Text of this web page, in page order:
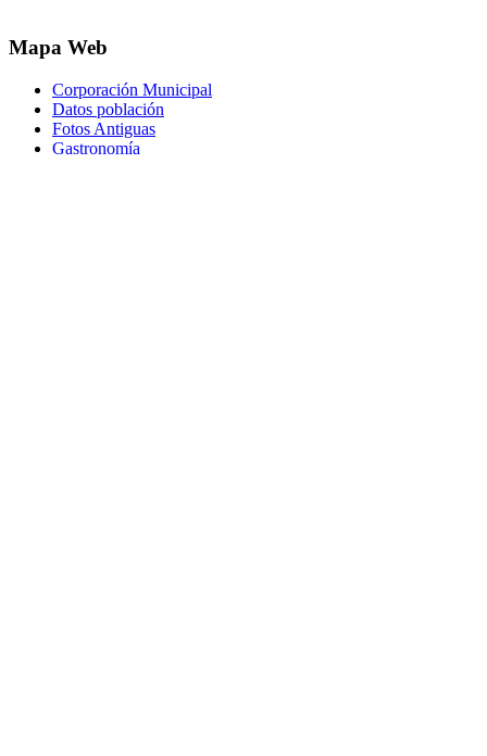
Mapa Web
Corporación Municipal
Datos población
Fotos Antiguas
Gastronomía